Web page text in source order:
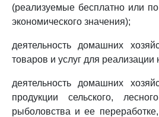
(реализуемые бесплатно или
экономического значения);
деятельность домашних
товаров и услуг для реализации
деятельность домашних
продукции сельского,
рыболовства и ее